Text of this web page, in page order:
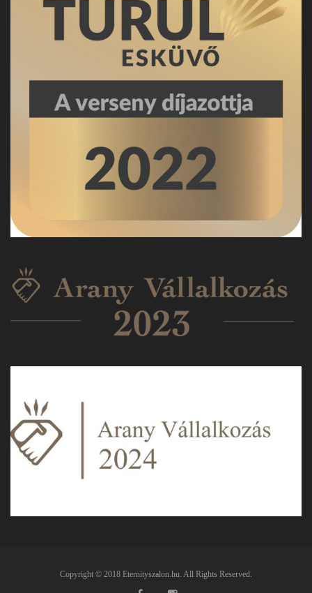
Copyright © 2018 Eternityszalon.hu. All Rights Reserved.